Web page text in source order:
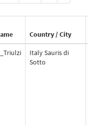
Country / City
Italy Sauris di
Sotto